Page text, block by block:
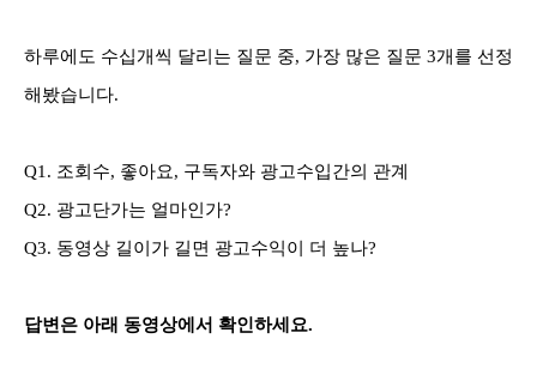
하루에도 수십개씩 달리는 질문 중, 가장 많은 질문 3개를 선정
해봤습니다.
Q1. 조회수, 좋아요, 구독자와 광고수입간의 관계
Q2. 광고단가는 얼마인가?
Q3. 동영상 길이가 길면 광고수익이 더 높나?
답변은 아래 동영상에서 확인하세요.